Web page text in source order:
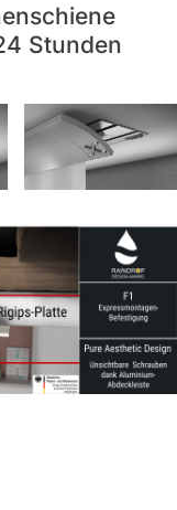
Stunden